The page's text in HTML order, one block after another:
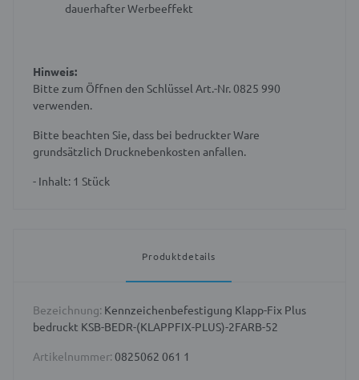
dauerhafter Werbeeffekt
Hinweis:
Bitte zum Öffnen den Schlüssel Art.-Nr. 0825 990
verwenden.
Bitte beachten Sie, dass bei bedruckter Ware
grundsätzlich Drucknebenkosten anfallen.
- Inhalt: 1 Stück
Produktdetails
Bezeichnung: Kennzeichenbefestigung Klapp-Fix Plus
bedruckt KSB-BEDR-(KLAPPFIX-PLUS)-2FARB-52
Artikelnummer: 0825062 061 1